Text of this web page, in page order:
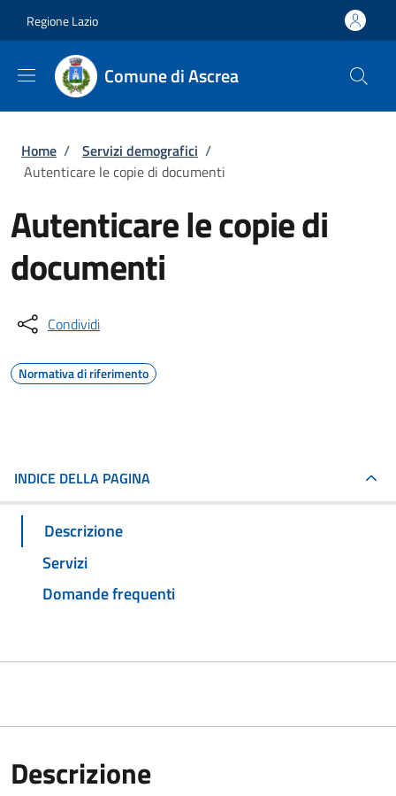
Regione Lazio
Comune di Ascrea
Briciole di pane
Home / Servizi demografici /
Autenticare le copie di documenti
Autenticare le copie di
documenti
Condividi
Normativa di riferimento
INDICE DELLA PAGINA
Descrizione
Servizi
Domande frequenti
Descrizione